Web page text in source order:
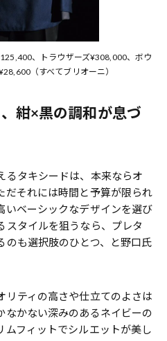
、トラウザーズ¥308,000、ボウ
（すべてブリオーニ）
紺×黒の調和が息づ
るタキシードは、本来ならオ
だそれには時間と予算が限られ
いベーシックなデザインを選び
スタイルを狙うなら、プレタ
のも選択肢のひとつ、と野口氏
リティの高さや仕立てのよさは
なかない深みのあるネイビーの
ムフィットでシルエットが美し